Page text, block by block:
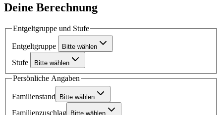
Deine Berechnung
Entgeltgruppe und Stufe
Entgeltgruppe Bitte wählen
Stufe Bitte wählen
Persönliche Angaben
Familienstand Bitte wählen
Familienzuschlag Bitte wählen